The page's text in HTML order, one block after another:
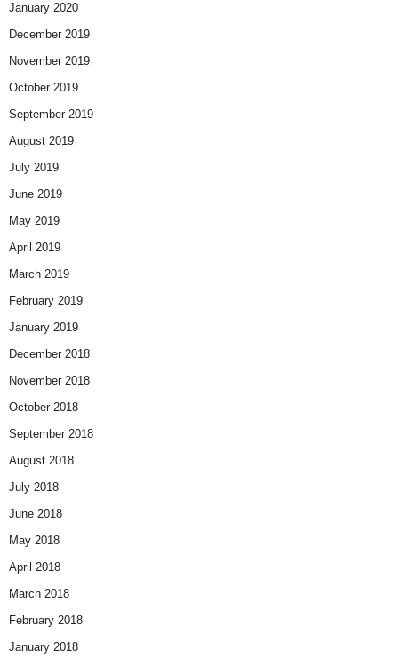
January 2020
December 2019
November 2019
October 2019
September 2019
August 2019
July 2019
June 2019
May 2019
April 2019
March 2019
February 2019
January 2019
December 2018
November 2018
October 2018
September 2018
August 2018
July 2018
June 2018
May 2018
April 2018
March 2018
February 2018
January 2018